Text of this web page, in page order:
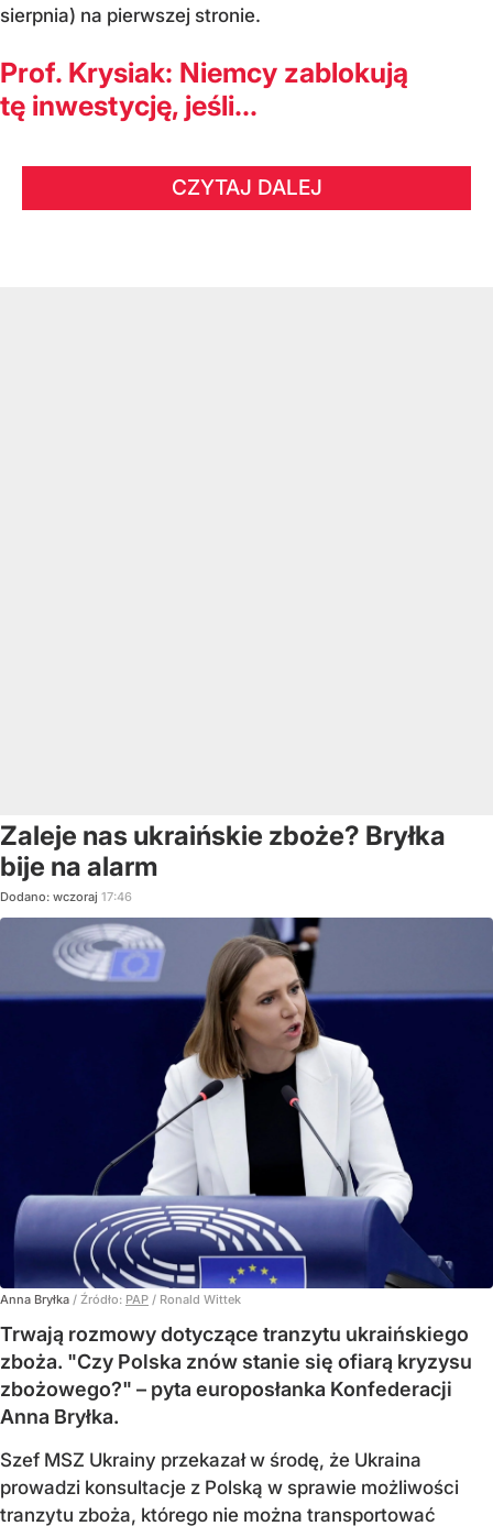
sierpnia) na pierwszej stronie.
Prof. Krysiak: Niemcy zablokują
tę inwestycję, jeśli...
CZYTAJ DALEJ
Zaleje nas ukraińskie zboże? Bryłka
bije na alarm
Dodano: wczoraj 17:46
Anna Bryłka / Źródło: PAP / Ronald Wittek
Trwają rozmowy dotyczące tranzytu ukraińskiego
zboża. "Czy Polska znów stanie się ofiarą kryzysu
zbożowego?" – pyta europosłanka Konfederacji
Anna Bryłka.
Szef MSZ Ukrainy przekazał w środę, że Ukraina
prowadzi konsultacje z Polską w sprawie możliwości
tranzytu zboża, którego nie można transportować